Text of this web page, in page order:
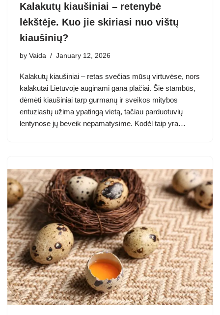
Kalakutų kiaušiniai – retenybė
lėkštėje. Kuo jie skiriasi nuo vištų
kiaušinių?
by Vaida January 12, 2026
Kalakutų kiaušiniai – retas svečias mūsų virtuvėse, nors
kalakutai Lietuvoje auginami gana plačiai. Šie stambūs,
dėmėti kiaušiniai tarp gurmanų ir sveikos mitybos
entuziastų užima ypatingą vietą, tačiau parduotuvių
lentynose jų beveik nepamatysime. Kodėl taip yra…